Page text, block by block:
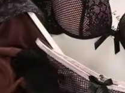
News